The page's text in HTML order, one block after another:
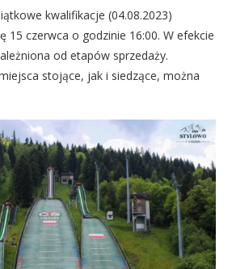
kwalifikacje (04.08.2023)
15 czerwca o godzinie 16:00. W efekcie
od etapów sprzedaży.
stojące, jak i siedzące, można